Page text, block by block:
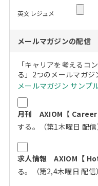
英文レジュメ
メールマガジンの配信
「キャリアを考えるコ
る」2つのメールマガジ
メールマガジン サンプ
月刊 AXIOM【 Career
する。（第1木曜日 配信
求人情報 AXIOM【
る。（第2,4木曜日 配信）